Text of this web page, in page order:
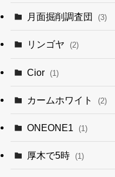
月面掘削調査団 (3)
リンゴヤ (2)
Cior (1)
カームホワイト (2)
ONEONE1 (1)
厚木で5時 (1)